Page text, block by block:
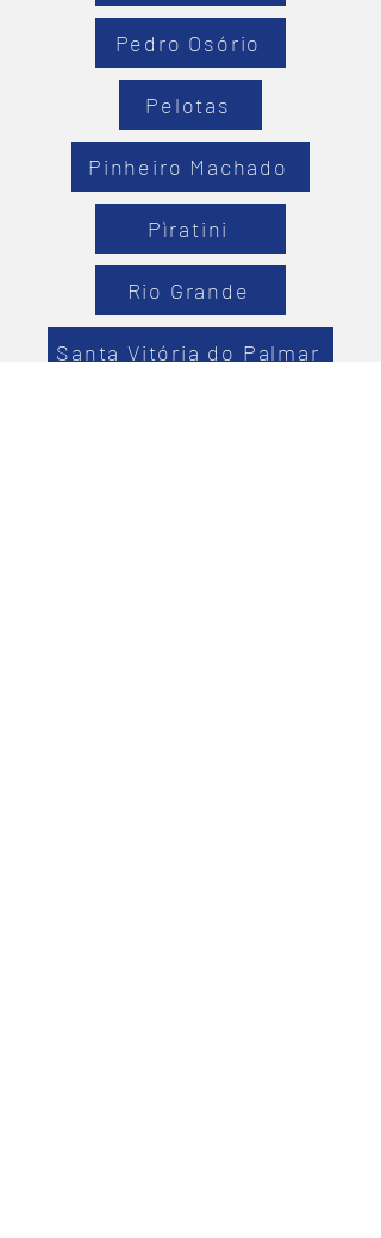
Pedro Osório
Pelotas
Pinheiro Machado
Pìratini
Rio Grande
Santa Vitória do Palmar